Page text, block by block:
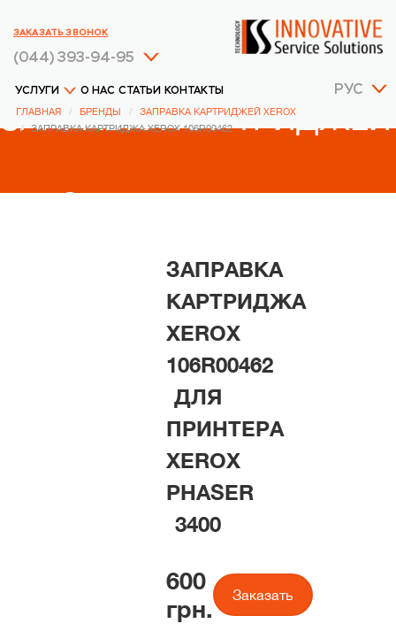
РУС
УСЛУГИ О НАС СТАТЬИ КОНТАКТЫ
(044) 393-94-95
ЗАКАЗАТЬ ЗВОНОК
ГЛАВНАЯ БРЕНДЫ
ЗАПРАВКА КАРТРИДЖЕЙ XEROX
ЗАПРАВКА КАРТРИДЖА XEROX 106R00462
ЗАПРАВКА КАРТРИДЖЕЙ
XEROX
ЗАПРАВКА
КАРТРИДЖА
XEROX
106R00462
ДЛЯ
ПРИНТЕРА
XEROX
PHASER
3400
600
грн.
Заказать